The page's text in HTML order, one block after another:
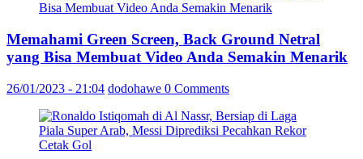
Memahami Green Screen, Back Ground Netral
yang Bisa Membuat Video Anda Semakin Menarik
26/01/2023 - 21:04 dodohawe 0 Comments